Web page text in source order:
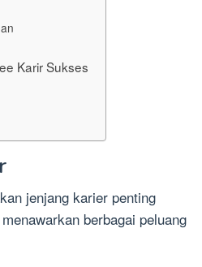
Karir Sukses
jenjang karier penting
berbagai peluang